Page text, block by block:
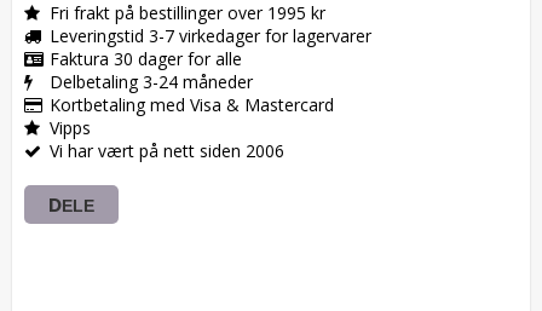
Fri frakt på bestillinger over 1995 kr
Leveringstid 3-7 virkedager for lagervarer
Faktura 30 dager for alle
Delbetaling 3-24 måneder
Kortbetaling med Visa & Mastercard
Vipps
Vi har vært på nett siden 2006
DELE